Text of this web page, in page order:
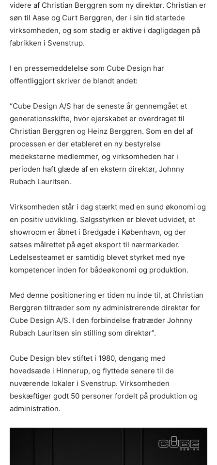
videre af Christian Berggren som ny direktør. Christian er
søn til Aase og Curt Berggren, der i sin tid startede
virksomheden, og som stadig er aktive i dagligdagen på
fabrikken i Svenstrup.
I en pressemeddelelse som Cube Design har
offentliggjort skriver de blandt andet:
“Cube Design A/S har de seneste år gennemgået et
generationsskifte, hvor ejerskabet er overdraget til
Christian Berggren og Heinz Berggren. Som en del af
processen er der etableret en ny bestyrelse
medeksterne medlemmer, og virksomheden har i
perioden haft glæde af en ekstern direktør, Johnny
Rubach Lauritsen.
Virksomheden står i dag stærkt med en sund økonomi og
en positiv udvikling. Salgsstyrken er blevet udvidet, et
showroom er åbnet i Bredgade i København, og der
satses målrettet på øget eksport til nærmarkeder.
Ledelsesteamet er samtidig blevet styrket med nye
kompetencer inden for bådeøkonomi og produktion.
Med denne positionering er tiden nu inde til, at Christian
Berggren tiltræder som ny administrerende direktør for
Cube Design A/S. I den forbindelse fratræder Johnny
Rubach Lauritsen sin stilling som direktør”.
Cube Design blev stiftet i 1980, dengang med
hovedsæde i Hinnerup, og flyttede senere til de
nuværende lokaler i Svenstrup. Virksomheden
beskæftiger godt 50 personer fordelt på produktion og
administration.